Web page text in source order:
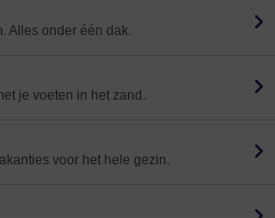
Alles onder één dak.
je voeten in het zand.
voor het hele gezin.